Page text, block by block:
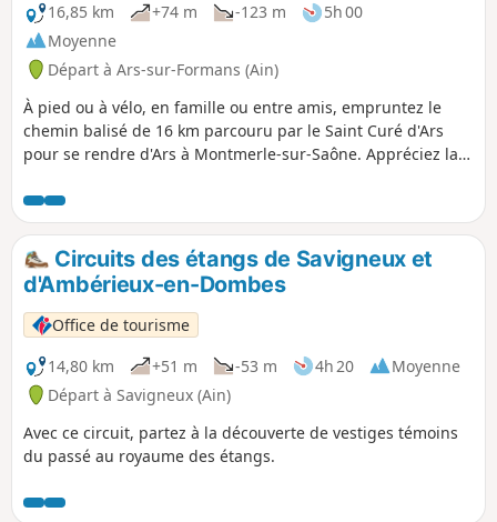
16,85 km
+74 m -123 m
5h 00
Moyenne
Départ à Ars-sur-Formans (Ain)
À pied ou à vélo, en famille ou entre amis, empruntez le
chemin balisé de 16 km parcouru par le Saint Curé d'Ars
pour se rendre d'Ars à Montmerle-sur-Saône. Appréciez la
vous séduire, le temps d'une pause, par les charmants
villages de Chaleins et Lurcy. N'hésitez pas à faire un petit
détour au-delà du parcours ! (Parc de Cibeins, Château de
Fléchères, Chapelle d'Amareins...). Randonnée en ligne :
s'organiser pour le retour.
Circuits des étangs de Savigneux et
d'Ambérieux-en-Dombes
Office de tourisme
14,80 km
+51 m -53 m 4h 20
Moyenne
Départ à Savigneux (Ain)
Avec ce circuit, partez à la découverte de vestiges témoins
du passé au royaume des étangs.